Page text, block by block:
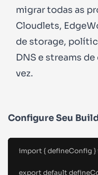
migrar todas as
Cloudlets,
de storage,
DNS e streams
vez.
Configure Seu
import { defineConfig }
export default